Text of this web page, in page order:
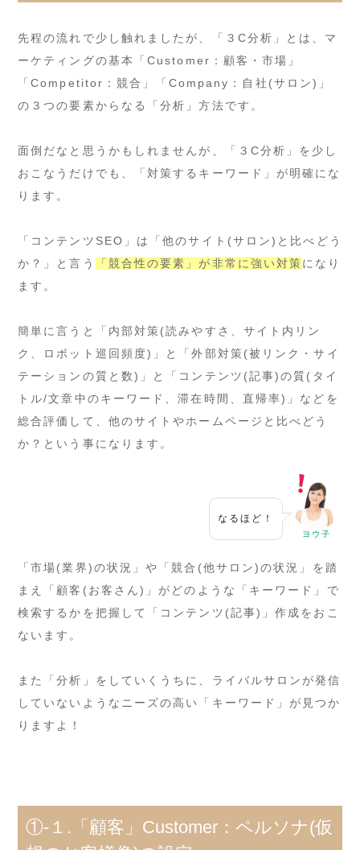
先程の流れで少し触れましたが、「３C分析」とは、マ
ーケティングの基本「Customer：顧客・市場」
「Competitor：競合」「Company：自社(サロン)」
の３つの要素からなる「分析」方法です。
面倒だなと思うかもしれませんが、「３C分析」を少し
おこなうだけでも、「対策するキーワード」が明確にな
ります。
「コンテンツSEO」は「他のサイト(サロン)と比べどう
か？」と言う
「競合性の要素」が非常に強い対策になり
ます。
簡単に言うと「内部対策(読みやすさ、サイト内リン
ク、ロボット巡回頻度)」と「外部対策(被リンク・サイ
テーションの質と数)」と「コンテンツ(記事)の質(タイ
トル/文章中のキーワード、滞在時間、直帰率)」などを
総合評価して、他のサイトやホームページと比べどう
か？という事になります。
なるほど！
ヨウ子
「市場(業界)の状況」や「競合(他サロン)の状況」を踏
まえ「顧客(お客さん)」がどのような「キーワード」で
検索するかを把握して「コンテンツ(記事)」作成をおこ
ないます。
また「分析」をしていくうちに、ライバルサロンが発信
していないようなニーズの高い「キーワード」が見つか
りますよ！
①-１.「顧客」Customer：ペルソナ(仮